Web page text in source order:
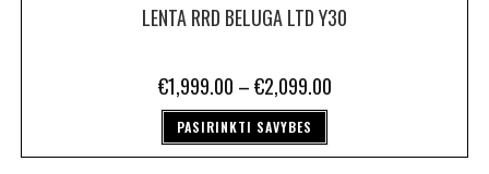
LENTA RRD BELUGA LTD Y30
€1,999.00 –€2,099.00
PASIRINKTI SAVYBES